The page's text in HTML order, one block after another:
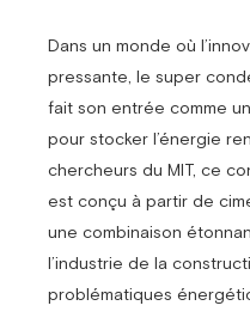
Dans un monde où
pressante, le super
fait son entrée comme
pour stocker l’énergie
chercheurs du MIT, ce
est conçu à partir de
une combinaison
l’industrie de la
problématiques